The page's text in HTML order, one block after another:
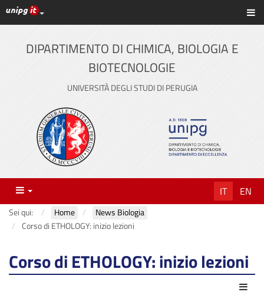
Vai
al
contenuto
principale
Link ai principali servizi web di Ateneo
DIPARTIMENTO DI CHIMICA, BIOLOGIA E
BIOTECNOLOGIE
UNIVERSITÀ DEGLI STUDI DI PERUGIA
Menu IT EN
Sei qui: Home
News Biologia
Corso di ETHOLOGY: inizio lezioni
Corso di ETHOLOGY: inizio lezioni